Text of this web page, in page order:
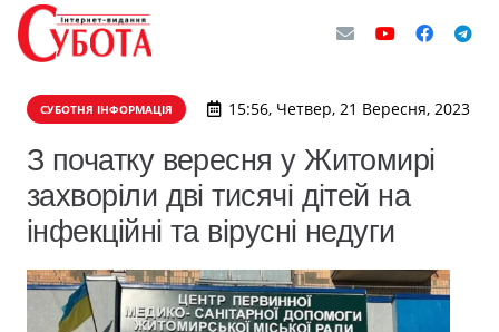
СУБОТНЯ ІНФОРМАЦІЯ 15:56, Четвер, 21 Вересня, 2023
З початку вересня у Житомирі
захворіли дві тисячі дітей на
інфекційні та вірусні недуги